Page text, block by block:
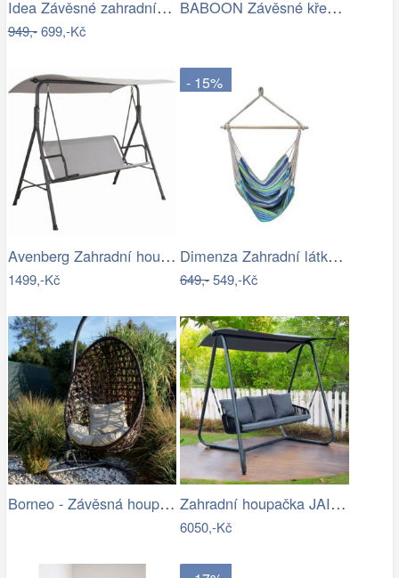
Idea Závěsné zahradní křeslo červené…
949,-699,-Kč
BABOON Závěsné křeslo s područkami
Avenberg Zahradní houpačka Feline
1499,-Kč
- 15%
Dimenza Zahradní látková houpačka…
649,-549,-Kč
Borneo - Závěsná houpačka (grafit) |… Zahradní houpačka JAIRA Tempo Kondela
6050,-Kč